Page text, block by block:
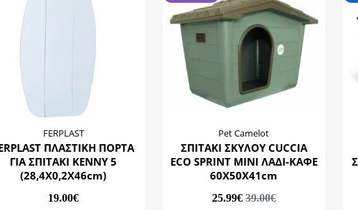
FERPLAST
ΠΛΑΣΤΙΚΗ ΠΟΡΤΑ
ΓΙΑ ΣΠΙΤΑΚΙ KENNY 5
(28,4Χ0,2Χ46cm)
19.00€
Pet Camelot
ΣΠΙΤΑΚΙ ΣΚΥΛΟΥ CUCCIA
ECO SPRINT MINI ΛΑΔΙ-ΚΑΦΕ
60X50X41cm
25.99€ 39.00€